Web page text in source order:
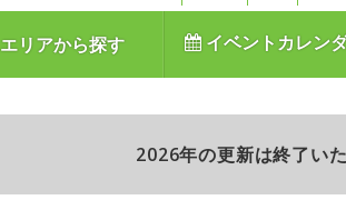
エリアから探す イベントカレン
2026年の更新は終了い